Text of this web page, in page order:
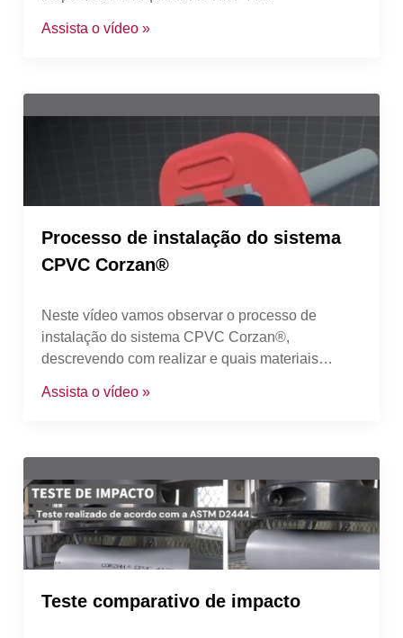
Assista o vídeo »
Processo de instalação do sistema
CPVC Corzan®
Neste vídeo vamos observar o processo de
instalação do sistema CPVC Corzan®,
descrevendo com realizar e quais materiais
Assista o vídeo »
Teste comparativo de impacto